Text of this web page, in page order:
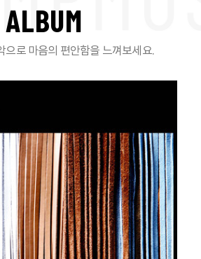
ALBUM
으로 마음의 편안함을 느껴보세요.